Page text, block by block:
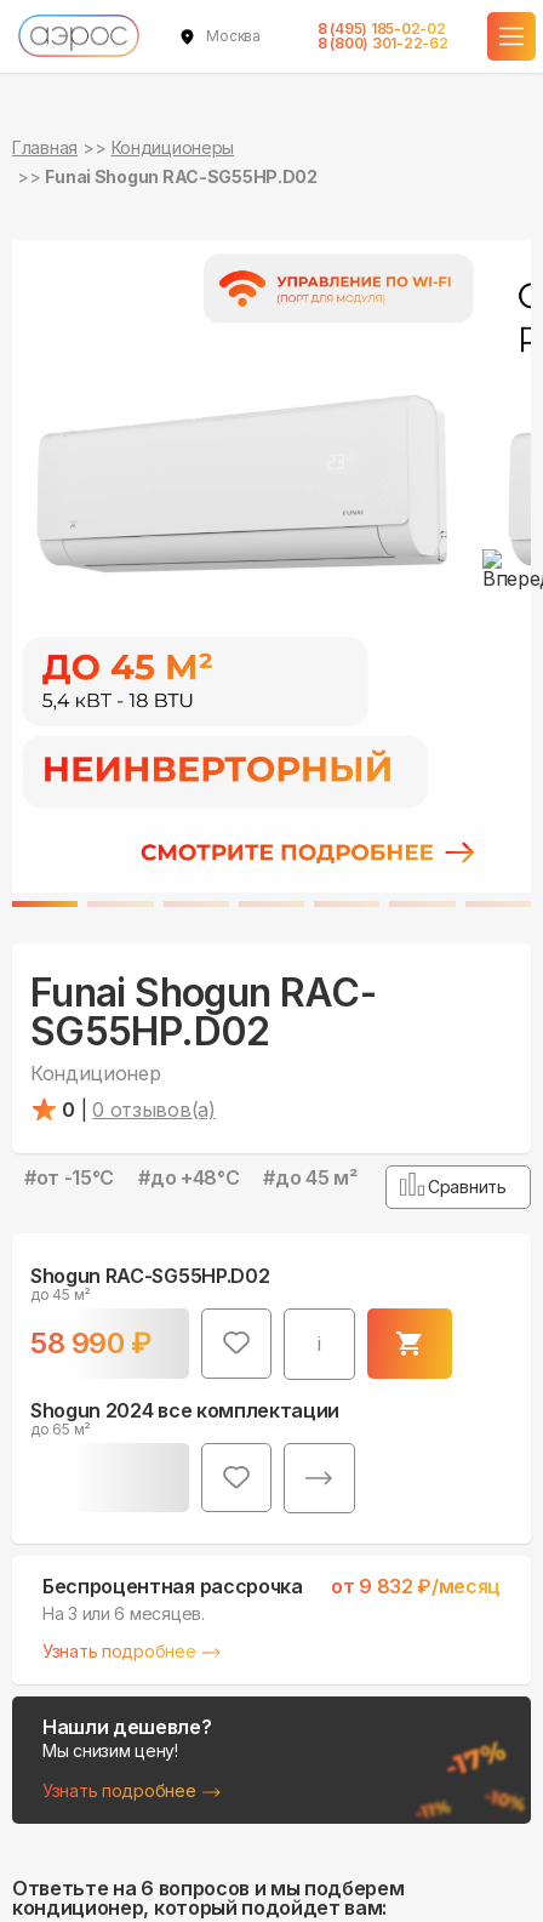
Москва
8 (495) 185-02-02
8 (800) 301-22-62
Главная
Кондиционеры
Funai Shogun RAC-SG55HP.D02
Funai Shogun RAC-
SG55HP.D02
Кондиционер
0
0 отзывов(а)
#от -15°С #до +48°С #до 45 м² Сравнить
Shogun RAC-SG55HP.D02
до 45 м²
58 990 ₽ i
в наличии
Shogun 2024 все комплектации
до 65 м²
в наличии
Беспроцентная рассрочка от 9 832 ₽/месяц
На 3 или 6 месяцев.
Узнать подробнее
Нашли дешевле?
Мы снизим цену!
Узнать подробнее
Ответьте на 6 вопросов и мы подберем
кондиционер, который подойдет вам: